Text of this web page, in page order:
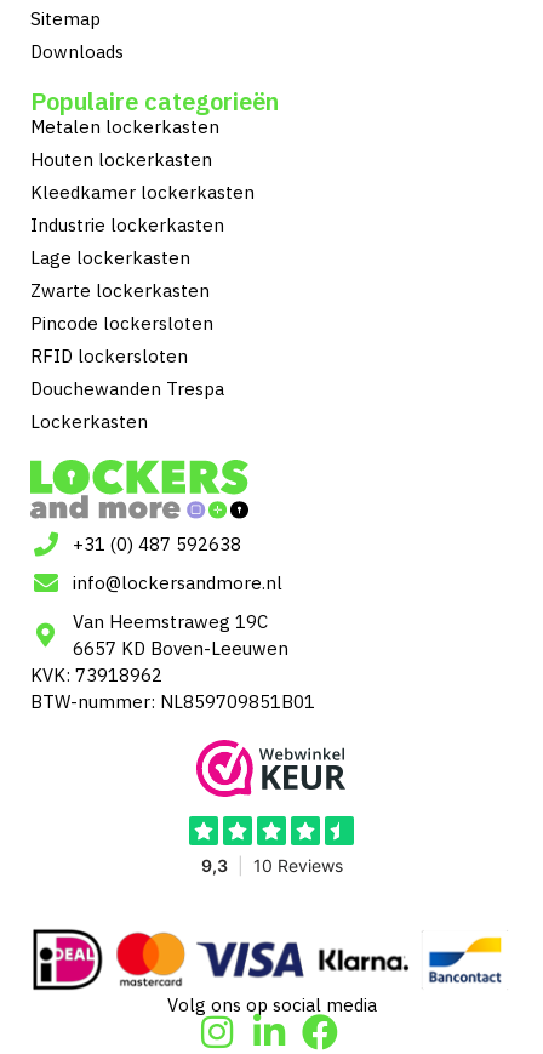
Volg ons op social media
+31 (0) 487 592638
info@lockersandmore.nl
Van Heemstraweg 19C
6657 KD Boven-Leeuwen
KVK: 73918962
BTW-nummer: NL859709851B01
Populaire categorieën
Metalen lockerkasten
Houten lockerkasten
Kleedkamer lockerkasten
Industrie lockerkasten
Lage lockerkasten
Zwarte lockerkasten
Pincode lockersloten
RFID lockersloten
Douchewanden Trespa
Lockerkasten
Sitemap
Downloads